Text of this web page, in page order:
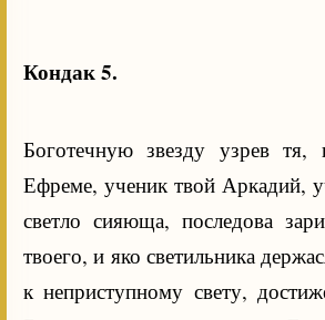
Кондак 5.
Боготечную звезду узрев тя,
Ефреме, ученик твой Аркадий,
светло сияюща, последова
твоего, и яко светильника
к неприступному свету,